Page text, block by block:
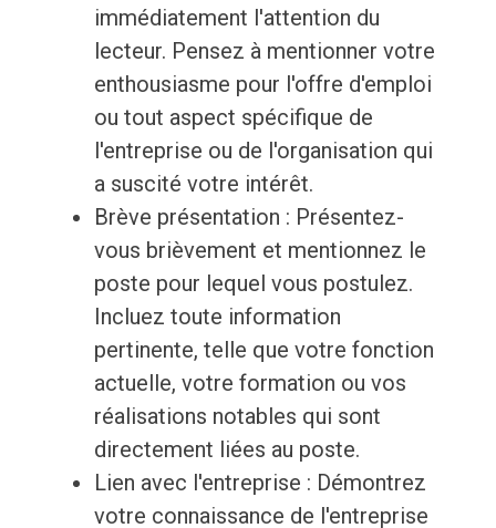
immédiatement l'attention du
lecteur. Pensez à mentionner votre
enthousiasme pour l'offre d'emploi
ou tout aspect spécifique de
l'entreprise ou de l'organisation qui
a suscité votre intérêt.
Brève présentation : Présentez-
vous brièvement et mentionnez le
poste pour lequel vous postulez.
Incluez toute information
pertinente, telle que votre fonction
actuelle, votre formation ou vos
réalisations notables qui sont
directement liées au poste.
Lien avec l'entreprise : Démontrez
votre connaissance de l'entreprise